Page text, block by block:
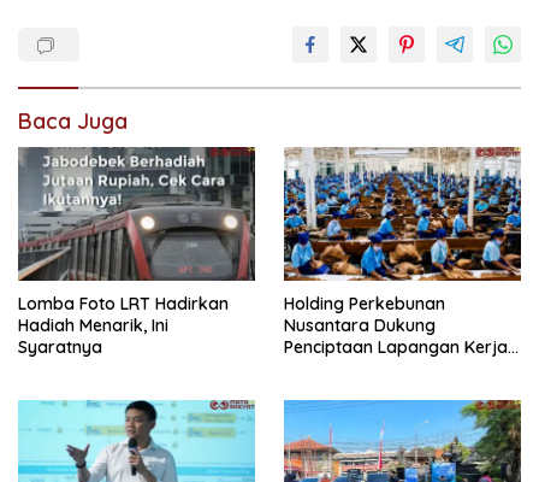
Baca Juga
Lomba Foto LRT Hadirkan
Hadiah Menarik, Ini
Syaratnya
Holding Perkebunan
Nusantara Dukung
Penciptaan Lapangan Kerja,